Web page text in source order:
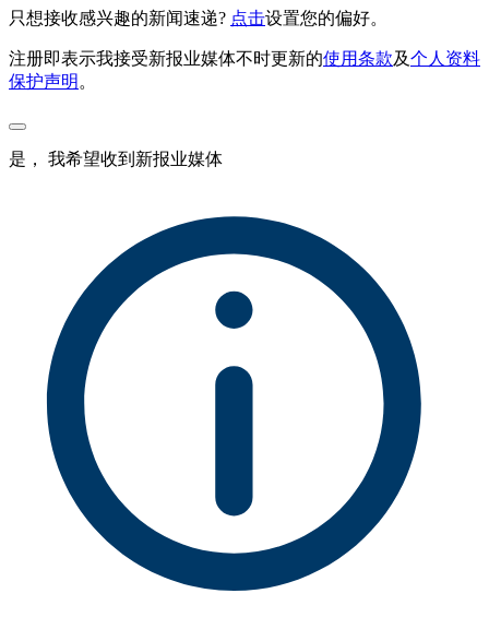
只想接收感兴趣的新闻速递? 点击设置您的偏好。
注册即表示我接受新报业媒体不时更新的使用条款及个人资料
保护声明。
是， 我希望收到新报业媒体